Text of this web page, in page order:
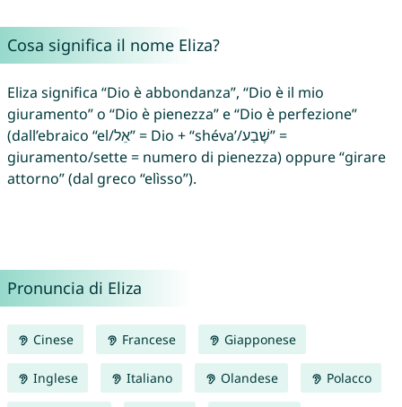
Cosa significa il nome Eliza?
Eliza significa “Dio è abbondanza”, “Dio è il mio
giuramento” o “Dio è pienezza” e “Dio è perfezione”
(dall’ebraico “el/אֵל” = Dio + “shéva’/שֶׁבַע” =
giuramento/sette = numero di pienezza) oppure “girare
attorno” (dal greco “elìsso”).
Pronuncia di Eliza
Cinese Francese Giapponese
Inglese Italiano Olandese Polacco